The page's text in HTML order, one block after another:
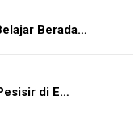
Berada…
di E…